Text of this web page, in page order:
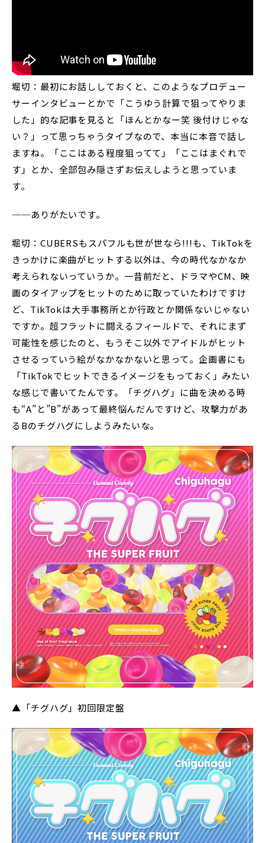
堀切：最初にお話ししておくと、このようなプロデュー
サーインタビューとかで「こうゆう計算で狙ってやりま
した」的な記事を見ると「ほんとかなー笑 後付けじゃな
い？」って思っちゃうタイプなので、本当に本音で話し
ますね。「ここはある程度狙ってて」「ここはまぐれで
す」とか、全部包み隠さずお伝えしようと思っていま
す。
──ありがたいです。
堀切：CUBERSもスパフルも世が世なら!!!も、TikTokを
きっかけに楽曲がヒットする以外は、今の時代なかなか
考えられないっていうか。一昔前だと、ドラマやCM、映
画のタイアップをヒットのために取っていたわけですけ
ど、TikTokは大手事務所とか行政とか関係ないじゃない
ですか。超フラットに闘えるフィールドで、それにまず
可能性を感じたのと、もうそこ以外でアイドルがヒット
させるっていう絵がなかなかないと思って。企画書にも
「TikTokでヒットできるイメージをもっておく」みたい
な感じで書いてたんです。「チグハグ」に曲を決める時
も“A”と”B”があって最終悩んだんですけど、攻撃力があ
るBのチグハグにしようみたいな。
▲「チグハグ」初回限定盤